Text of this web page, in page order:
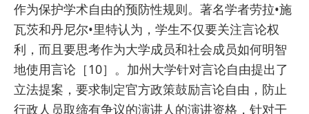
作为保护学术自由的预防性规则。著名学者劳拉•施
瓦茨和丹尼尔•里特认为，学生不仅要关注言论权
利，而且要思考作为大学成员和社会成员如何明智
地使用言论［10］。加州大学针对言论自由提出了
立法提案，要求制定官方政策鼓励言论自由，防止
行政人员取缔有争议的演讲人的演讲资格，针对干